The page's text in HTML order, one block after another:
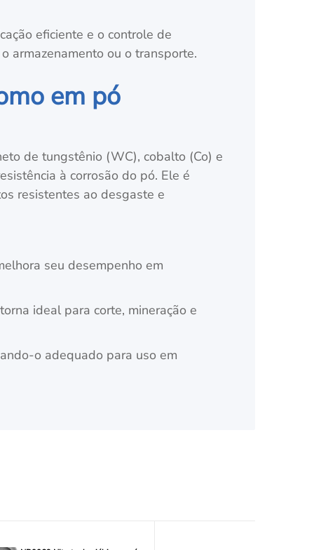
eficiente e o controle de
armazenamento ou o transporte.
em pó
de tungstênio (WC), cobalto (Co) e
à corrosão do pó. Ele é
resistentes ao desgaste e
seu desempenho em
ideal para corte, mineração e
o adequado para uso em